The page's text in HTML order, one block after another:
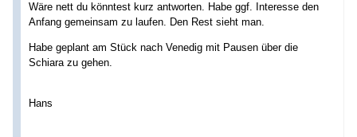
Wäre nett du könntest kurz antworten. Habe ggf. Interesse den
Anfang gemeinsam zu laufen. Den Rest sieht man.
Habe geplant am Stück nach Venedig mit Pausen über die
Schiara zu gehen.
Hans